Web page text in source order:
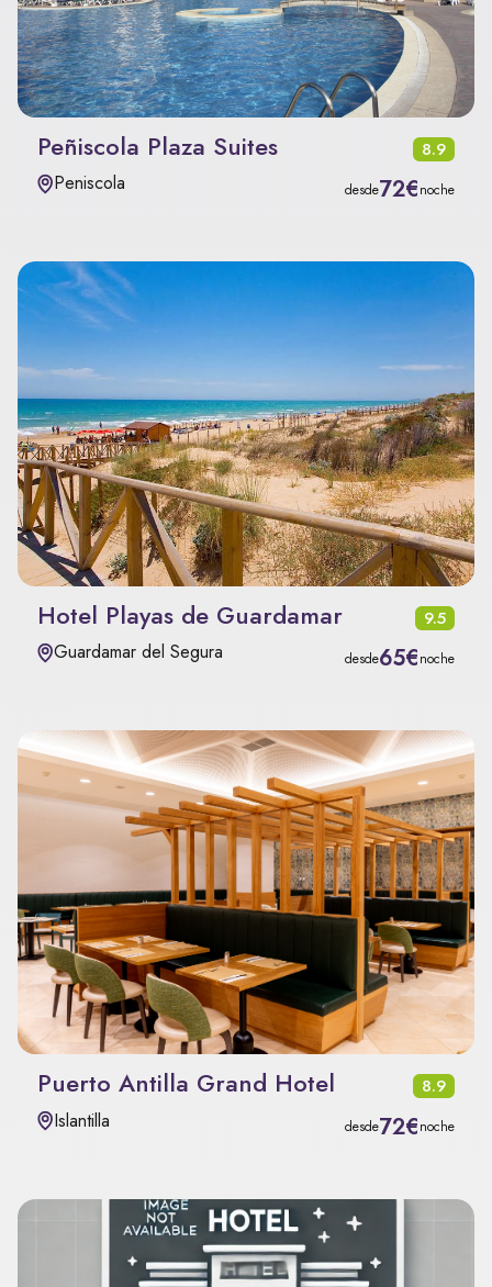
Peñiscola Plaza Suites 8.9
Peniscola desde72€noche
Hotel Playas de Guardamar 9.5
Guardamar del Segura desde65€noche
Puerto Antilla Grand Hotel 8.9
Islantilla desde72€noche